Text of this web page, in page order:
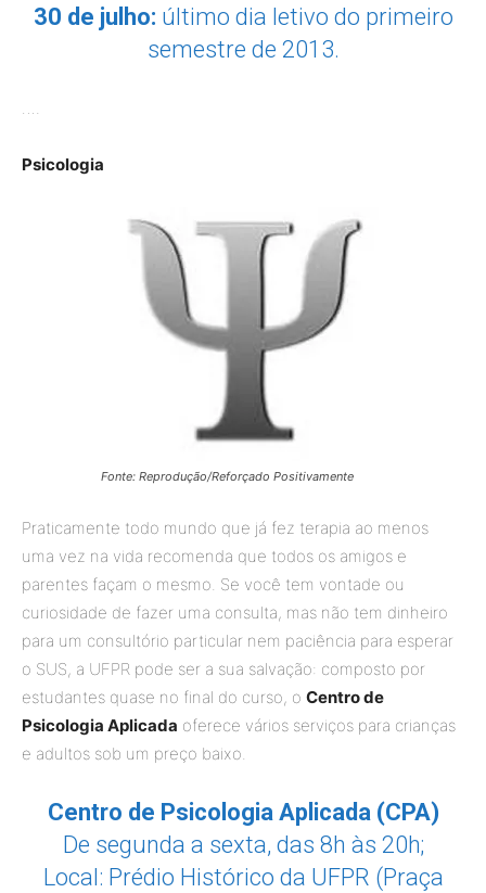
30 de julho: último dia letivo do primeiro
semestre de 2013.
….
Psicologia
Fonte: Reprodução/Reforçado Positivamente
Praticamente todo mundo que já fez terapia ao menos
uma vez na vida recomenda que todos os amigos e
parentes façam o mesmo. Se você tem vontade ou
curiosidade de fazer uma consulta, mas não tem dinheiro
para um consultório particular nem paciência para esperar
o SUS, a UFPR pode ser a sua salvação: composto por
estudantes quase no final do curso, o Centro de
Psicologia Aplicada oferece vários serviços para crianças
e adultos sob um preço baixo.
Centro de Psicologia Aplicada (CPA)
De segunda a sexta, das 8h às 20h;
Local: Prédio Histórico da UFPR (Praça